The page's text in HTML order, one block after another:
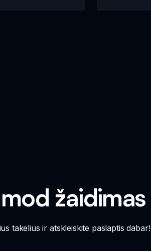
žaidimas
takelius ir atskleiskite paslaptis dabar!